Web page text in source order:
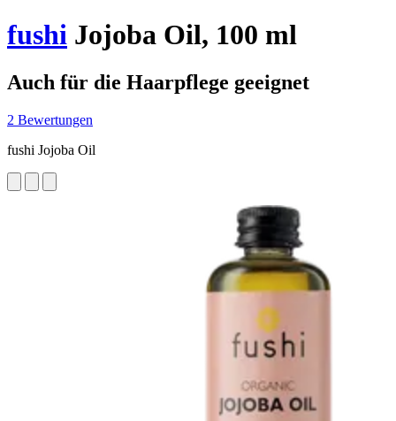
fushi Jojoba Oil, 100 ml
Auch für die Haarpflege geeignet
2 Bewertungen
fushi Jojoba Oil